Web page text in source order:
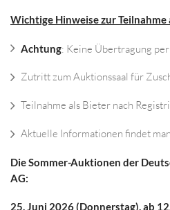
Wichtige Hinweise zur
Achtung: Keine Übertragung
Zutritt zum Auktionssaal für
Teilnahme als Bieter nach
Aktuelle Informationen findet
Die Sommer-Auktionen der
AG:
25. Juni 2026 (Donnerstag), ab